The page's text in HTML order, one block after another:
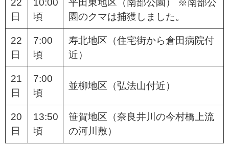
22
日
10:00
頃
平田東地区（南部公園） ※南部公
園のクマは捕獲しました。
22
日
7:00
頃
寿北地区（住宅街から倉田病院付
近）
21
日
7:00
頃
並柳地区（弘法山付近）
20
日
13:50
頃
笹賀地区（奈良井川の今村橋上流
の河川敷）